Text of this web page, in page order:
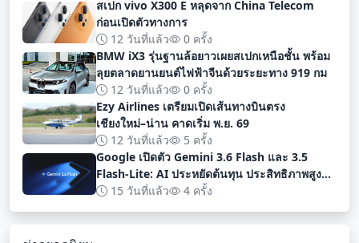
สเปก vivo X300 E หลุดจาก China Telecom
ก่อนเปิดตัวทางการ
12 วันที่แล้ว
0 ครั้ง
BMW iX3 รุ่นฐานล้อยาวเผยสเปกเหนือชั้น พร้อม
ลุยตลาดยานยนต์ไฟฟ้าจีนด้วยระยะทาง 919 กม
12 วันที่แล้ว
0 ครั้ง
Ezy Airlines เตรียมเปิดเส้นทางบินตรง
เชียงใหม่–น่าน คาดเริ่ม พ.ย. 69
12 วันที่แล้ว
5 ครั้ง
Google เปิดตัว Gemini 3.6 Flash และ 3.5
Flash-Lite: AI ประหยัดต้นทุน ประสิทธิภาพสูง
สำหรับนักพัฒนา
15 วันที่แล้ว 4 ครั้ง